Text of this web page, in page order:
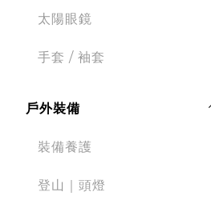
太陽眼鏡
手套 / 袖套
戶外裝備
裝備養護
登山｜頭燈